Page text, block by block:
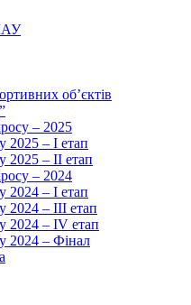
об’єктів
– 2025
2025 – I етап
2025 – II етап
– 2024
2024 – I етап
2024 – III етап
2024 – IV етап
2024 – Фінал